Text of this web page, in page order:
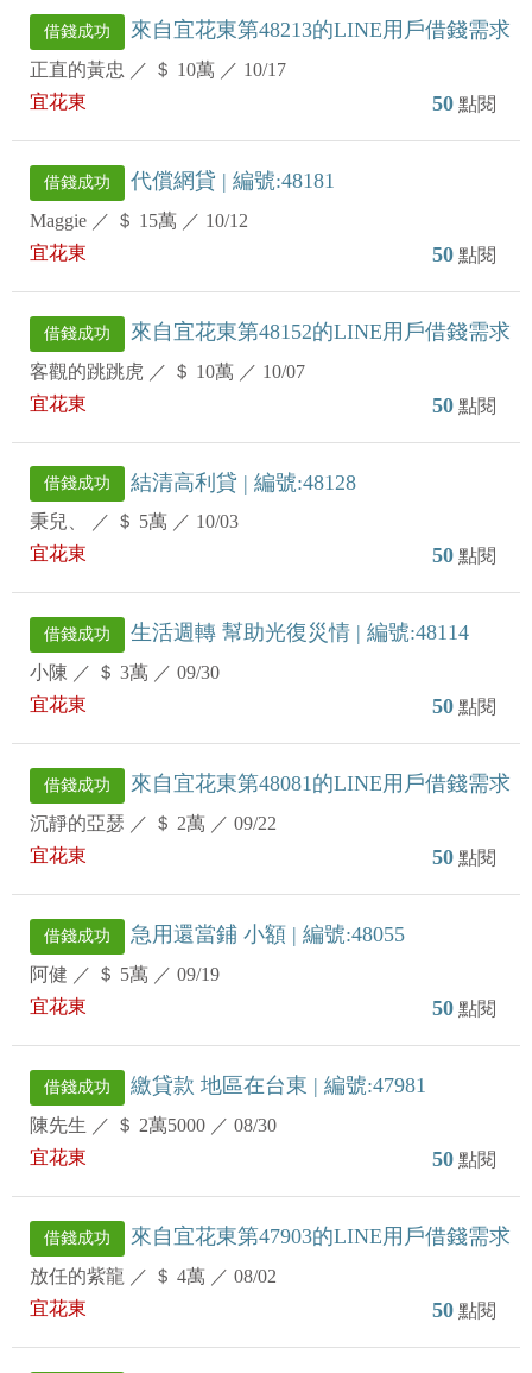
借錢成功 來自宜花東第48213的LINE用戶借錢需求
正直的黃忠 ／ ＄ 10萬 ／ 10/17
宜花東
50 點閱
借錢成功 代償網貸 | 編號:48181
Maggie ／ ＄ 15萬 ／ 10/12
宜花東
50 點閱
借錢成功 來自宜花東第48152的LINE用戶借錢需求
客觀的跳跳虎 ／ ＄ 10萬 ／ 10/07
宜花東
50 點閱
借錢成功 結清高利貸 | 編號:48128
秉兒、 ／ ＄ 5萬 ／ 10/03
宜花東
50 點閱
借錢成功 生活週轉 幫助光復災情 | 編號:48114
小陳 ／ ＄ 3萬 ／ 09/30
宜花東
50 點閱
借錢成功 來自宜花東第48081的LINE用戶借錢需求
沉靜的亞瑟 ／ ＄ 2萬 ／ 09/22
宜花東
50 點閱
借錢成功 急用還當鋪 小額 | 編號:48055
阿健 ／ ＄ 5萬 ／ 09/19
宜花東
50 點閱
借錢成功 繳貸款 地區在台東 | 編號:47981
陳先生 ／ ＄ 2萬5000 ／ 08/30
宜花東
50 點閱
借錢成功 來自宜花東第47903的LINE用戶借錢需求
放任的紫龍 ／ ＄ 4萬 ／ 08/02
宜花東
50 點閱